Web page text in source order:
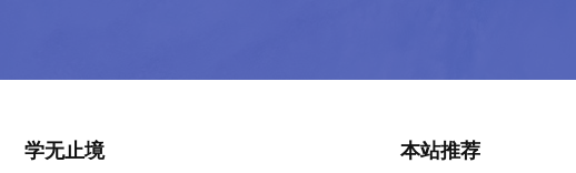
学无止境 本站推荐